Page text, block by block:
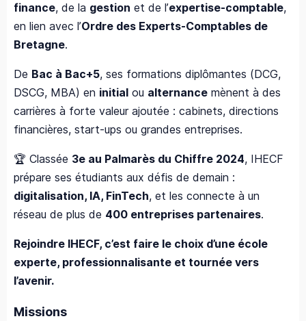
finance, de la gestion et de l’expertise-comptable,
en lien avec l’Ordre des Experts-Comptables de
Bretagne.
De Bac à Bac+5, ses formations diplômantes (DCG,
DSCG, MBA) en initial ou alternance mènent à des
carrières à forte valeur ajoutée : cabinets, directions
financières, start-ups ou grandes entreprises.
🏆 Classée 3e au Palmarès du Chiffre 2024, IHECF
prépare ses étudiants aux défis de demain :
digitalisation, IA, FinTech, et les connecte à un
réseau de plus de 400 entreprises partenaires.
Rejoindre IHECF, c’est faire le choix d’une école
experte, professionnalisante et tournée vers
l’avenir.
Missions